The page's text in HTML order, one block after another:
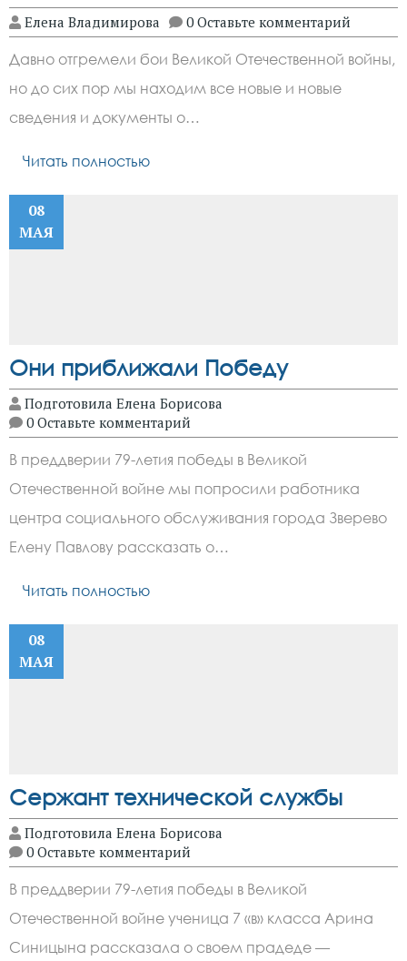
Елена Владимирова 0 Оставьте комментарий
Давно отгремели бои Великой Отечественной войны,
но до сих пор мы находим все новые и новые
сведения и документы о…
Читать полностью
08
МАЯ
Они приближали Победу
Подготовила Елена Борисова
0 Оставьте комментарий
В преддверии 79-летия победы в Великой
Отечественной войне мы попросили работника
центра социального обслуживания города Зверево
Eлену Павлову рассказать о…
Читать полностью
08
МАЯ
Сержант технической службы
Подготовила Елена Борисова
0 Оставьте комментарий
В преддверии 79-летия победы в Великой
Отечественной войне ученица 7 «в» класса Арина
Синицына рассказала о своем прадеде —